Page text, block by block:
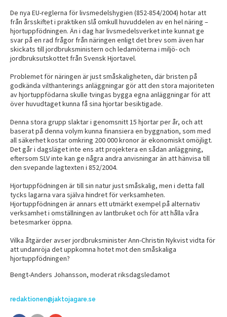
De nya EU-reglerna för livsmedelshygien (852-854/2004) hotar att
från årsskiftet i praktiken slå omkull huvuddelen av en hel näring –
hjortuppfödningen. Än i dag har livsmedelsverket inte kunnat ge
svar på en rad frågor från näringen enligt det brev som även har
skickats till jordbruksministern och ledamöterna i miljö- och
jordbruksutskottet från Svensk Hjortavel.
Problemet för näringen är just småskaligheten, där bristen på
godkända vilthanterings anläggningar gör att den stora majoriteten
av hjortuppfödarna skulle tvingas bygga egna anläggningar för att
över huvudtaget kunna få sina hjortar besiktigade.
Denna stora grupp slaktar i genomsnitt 15 hjortar per år, och att
baserat på denna volym kunna finansiera en byggnation, som med
all säkerhet kostar omkring 200 000 kronor är ekonomiskt omöjligt.
Det går i dagsläget inte ens att projektera en sådan anläggning,
eftersom SLV inte kan ge några andra anvisningar än att hänvisa till
den svepande lagtexten i 852/2004.
Hjortuppfödningen är till sin natur just småskalig, men i detta fall
tycks lagarna vara själva hindret för verksamheten.
Hjortuppfödningen är annars ett utmärkt exempel på alternativ
verksamhet i omställningen av lantbruket och för att hålla våra
betesmarker öppna.
Vilka åtgärder avser jordbruksminister Ann-Christin Nykvist vidta för
att undanröja det uppkomna hotet mot den småskaliga
hjortuppfödningen?
Bengt-Anders Johansson, moderat riksdagsledamot
redaktionen@jaktojagare.se